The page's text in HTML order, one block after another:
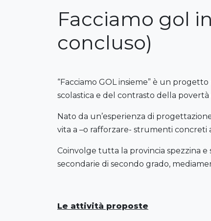
Facciamo gol
concluso)
“Facciamo GOL insieme” è un
scolastica e del contrasto della povertà
Nato da un’esperienza di
vita a –o rafforzare- strumenti
Coinvolge tutta la provincia spezzina e
secondarie di secondo grado,
Le attività proposte